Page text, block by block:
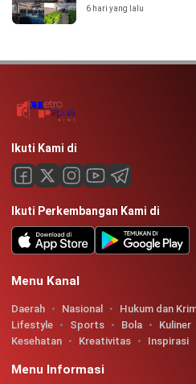
6 hari yang lalu
Ikuti Kami di
Ikuti Perkembangan Kami di
Menu Kanal
Daerah Nasional Hukum dan
Lifestyle
Sports Bola Kuliner
Kesehatan
Kreativitas Inspirasi
Menu Informasi